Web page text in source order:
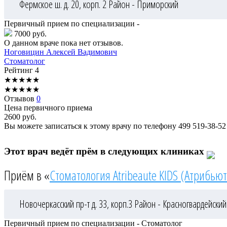
Фермское ш. д. 20, корп. 2 Район - Приморский
Первичный прием по специализации -
7000 руб.
О данном враче пока нет отзывов.
Ноговицин Алексей Вадимович
Стоматолог
Рейтинг 4
★★★★★
★★★★★
Отзывов 0
Цена первичного приема
2600 руб.
Вы можете записаться к этому врачу по телефону 499 519-38-52
Этот врач ведёт прём в следующих клиниках
Приём в «Стоматология Atribeaute KIDS
Новочеркасский пр-т д. 33, корп.3 Район - Красногвардейский
Первичный прием по специализации - Стоматолог